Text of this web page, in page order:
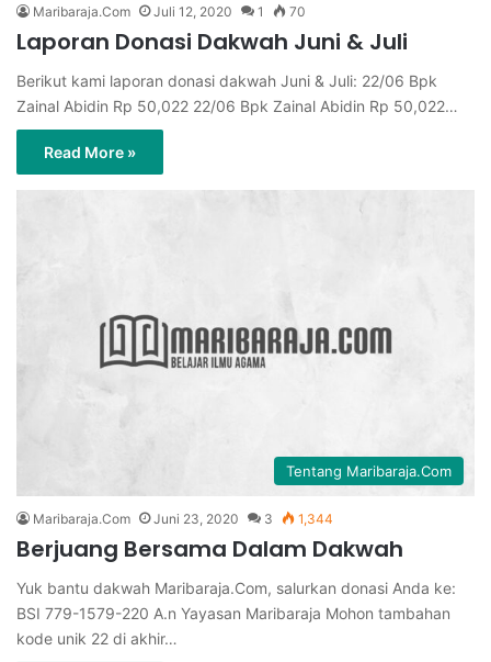
Maribaraja.Com Juli 12, 2020 1 70
Laporan Donasi Dakwah Juni & Juli
Berikut kami laporan donasi dakwah Juni & Juli: 22/06 Bpk
Zainal Abidin Rp 50,022 22/06 Bpk Zainal Abidin Rp 50,022…
Read More »
Tentang Maribaraja.Com
Maribaraja.Com Juni 23, 2020 3 1,344
Berjuang Bersama Dalam Dakwah
Yuk bantu dakwah Maribaraja.Com, salurkan donasi Anda ke:
BSI 779-1579-220 A.n Yayasan Maribaraja Mohon tambahan
kode unik 22 di akhir…